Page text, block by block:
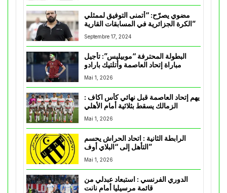
مضوي يصرّح: “أتمنى التوفيق لممثلي
الكرة الجزائرية في المسابقات القارية”
Septembre 17, 2024
البطولة المحترفة “موبيليس”: تأجيل
مباراة إتحاد العاصمة وأتلتيك بارادو
Mai 1, 2026
يهم إتحاد العاصمة قبل نهائي كأس اكاف :
Mai 1, 2026
الرابطة الثانية : اتحاد الحراش يحسم
التأهل إلى “البلاي أوف”
Mai 1, 2026
الدوري الفرنسي : استبعاد عبدلي من
قائمة مرسيليا أمام نانت